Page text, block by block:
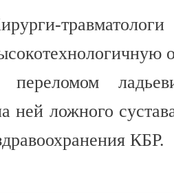
переломом
ней ложного
КБР.